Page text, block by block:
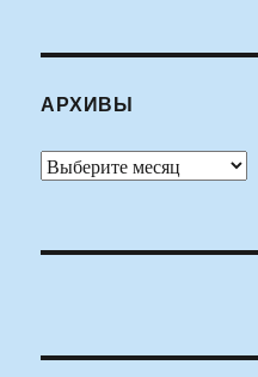
АРХИВЫ
Архивы